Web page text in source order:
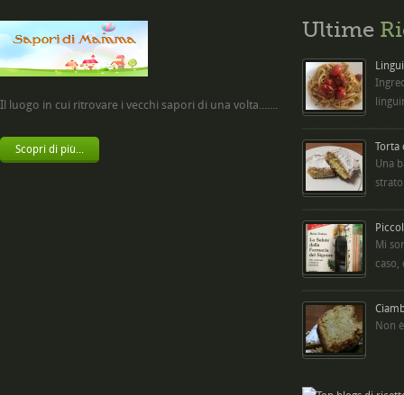
Il luogo in cui ritrovare i vecchi sapori di una volta.......
Scopri di più...
Ultime
Torta
Una
Mi
caso,
Non